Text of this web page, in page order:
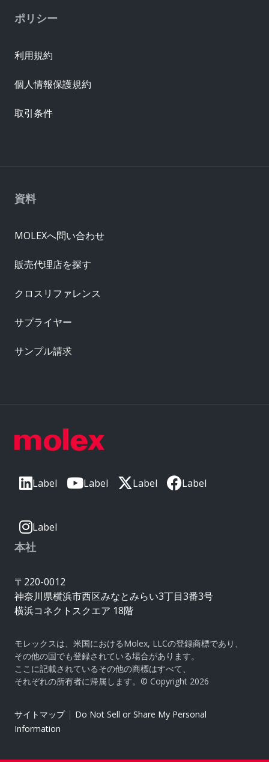
Label Label Label Label
Label
本社
〒220-0012
神奈川県横浜市西区みなとみらい3丁目3番3号
横浜コネクトスクエア 18階
モレックスは、米国におけるMolex, LLCの登録商標であり、
その他の国でも登録されている場合があります。
ここに記載されているその他の商標はすべて、
それぞれの所有者に帰属します。© Copyright 2026
サイトマップ| Do Not Sell or Share My Personal
Information
資料
MOLEXへ問い合わせ
販売代理店を探す
クロスリファレンス
サプライヤー
サンプル請求
ポリシー
利用規約
個人情報保護規約
取引条件